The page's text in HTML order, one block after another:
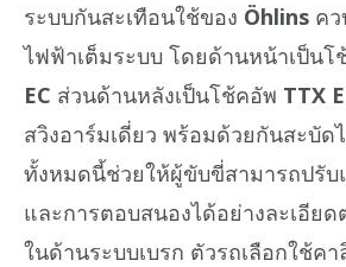
ระบบกันสะเทือนใช้ของ Öhlins ค
ไฟฟ้าเต็มระบบ โดยด้านหน้าเป็น
EC ส่วนด้านหลังเป็นโช้คอัพ TTX
สวิงอาร์มเดี่ยว พร้อมด้วยกันสะบัด
ทั้งหมดนี้ช่วยให้ผู้ขับขี่สามารถปรั
และการตอบสนองได้อย่างละเอีย
ในด้านระบบเบรก ตัวรถเลือกใช้คา